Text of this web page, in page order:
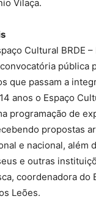
Vilaça.
Cultural BRDE
pública
que passam a
anos o Espaço
programação de
propostas
e nacional, além
e outras
coordenadora do
Leões.